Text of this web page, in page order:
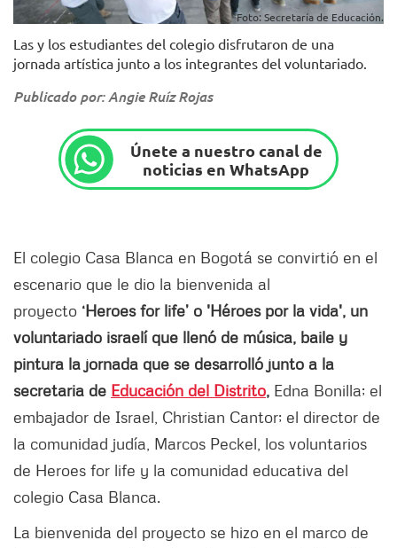
Foto: Secretaría de Educación.
Las y los estudiantes del colegio disfrutaron de una
jornada artística junto a los integrantes del voluntariado.
Publicado por: Angie Ruíz Rojas
Únete a nuestro canal de
noticias en WhatsApp
El colegio Casa Blanca en Bogotá se convirtió en el
escenario que le dio la bienvenida al
proyecto ‘Heroes for life’ o 'Héroes por la vida', un
voluntariado israelí que llenó de música, baile y
pintura la jornada que se desarrolló junto a la
secretaria de Educación del Distrito, Edna Bonilla; el
embajador de Israel, Christian Cantor; el director de
la comunidad judía, Marcos Peckel, los voluntarios
de Heroes for life y la comunidad educativa del
colegio Casa Blanca.
La bienvenida del proyecto se hizo en el marco de